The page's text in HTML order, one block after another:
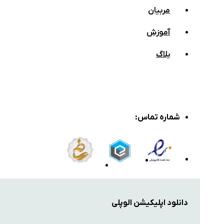
مربیان
آموزش
بلاگ
شماره تماس:
دانلود اپلیکیشن الوپلی